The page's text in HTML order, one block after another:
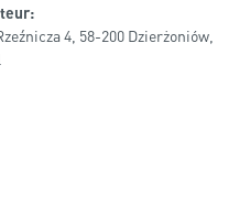
4, 58-200 Dzierżoniów,